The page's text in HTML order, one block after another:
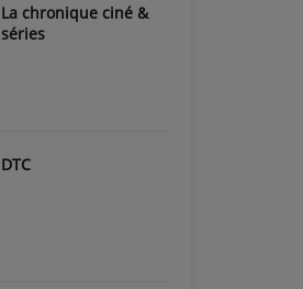
La chronique ciné &
séries
DTC